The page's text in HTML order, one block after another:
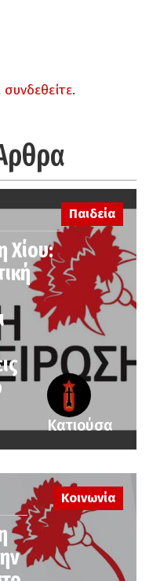
συνδεθείτε.
Παιδεία
Χίου:
Κατιούσα
Κοινωνία